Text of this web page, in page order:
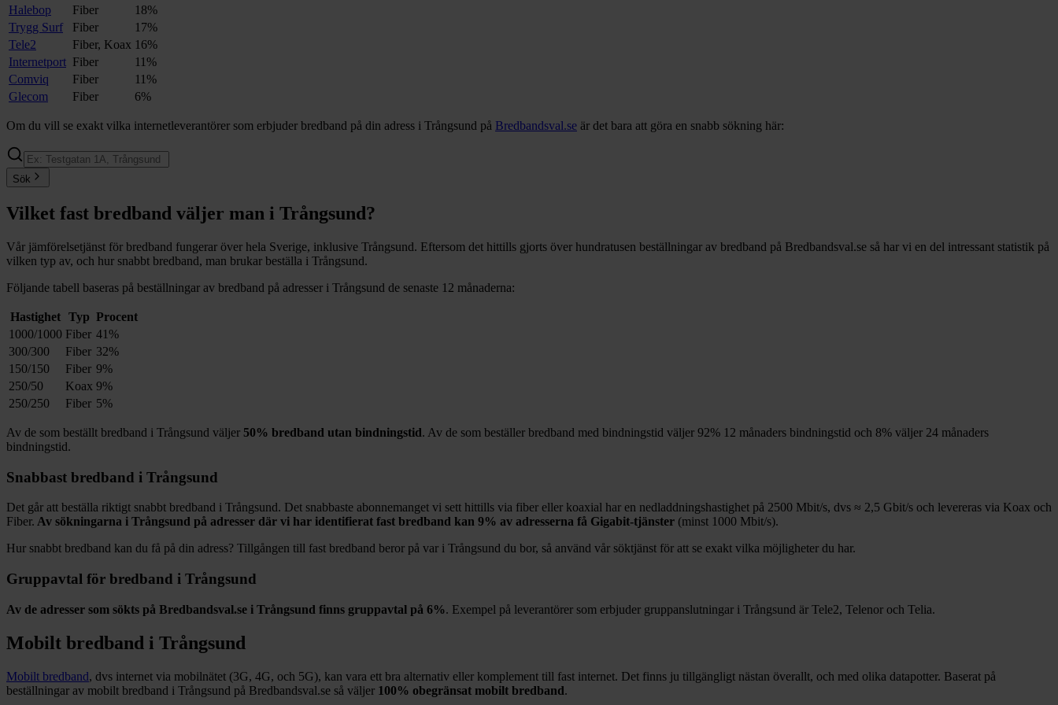
Halebop
Fiber
18%
Trygg Surf
Fiber
17%
Tele2
Fiber, Koax 16%
Internetport Fiber
11%
Comviq
Fiber
11%
Glecom
Fiber 6%
Om du vill se exakt vilka internetleverantörer som erbjuder bredband på din adress i Trångsund på Bredbandsval.se är det bara att göra en snabb sökning här:
Sök
Vilket fast bredband väljer man i Trångsund?
Vår jämförelsetjänst för bredband fungerar över hela Sverige, inklusive Trångsund. Eftersom det hittills gjorts över hundratusen beställningar av bredband på Bredbandsval.se så har vi en del intressant statistik på
vilken typ av, och hur snabbt bredband, man brukar beställa i Trångsund.
Följande tabell baseras på beställningar av bredband på adresser i Trångsund de senaste 12 månaderna:
Hastighet Typ Procent
1000/1000 Fiber 41%
300/300
Fiber 32%
150/150
Fiber 9%
250/50
Koax 9%
250/250
Fiber 5%
Av de som beställt bredband i Trångsund väljer 50% bredband utan bindningstid. Av de som beställer bredband med bindningstid väljer 92% 12 månaders bindningstid och 8% väljer 24 månaders
bindningstid.
Snabbast bredband i Trångsund
Det går att beställa riktigt snabbt bredband i Trångsund. Det snabbaste abonnemanget vi sett hittills via fiber eller koaxial har en nedladdningshastighet på 2500 Mbit/s, dvs ≈ 2,5 Gbit/s och levereras via Koax och
Fiber. Av sökningarna i Trångsund på adresser där vi har identifierat fast bredband kan 9% av adresserna få Gigabit-tjänster (minst 1000 Mbit/s).
Hur snabbt bredband kan du få på din adress? Tillgången till fast bredband beror på var i Trångsund du bor, så använd vår söktjänst för att se exakt vilka möjligheter du har.
Gruppavtal för bredband i Trångsund
Av de adresser som sökts på Bredbandsval.se i Trångsund finns gruppavtal på 6%. Exempel på leverantörer som erbjuder gruppanslutningar i Trångsund är Tele2, Telenor och Telia.
Mobilt bredband i Trångsund
Mobilt bredband, dvs internet via mobilnätet (3G, 4G, och 5G), kan vara ett bra alternativ eller komplement till fast internet. Det finns ju tillgängligt nästan överallt, och med olika datapotter. Baserat på
beställningar av mobilt bredband i Trångsund på Bredbandsval.se så väljer 100% obegränsat mobilt bredband.